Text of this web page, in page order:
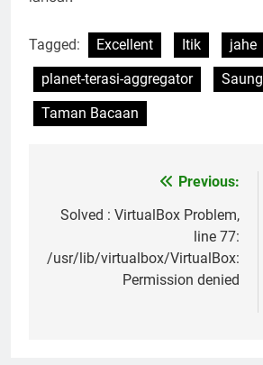
Tagged: Excellent Itik jahe
planet-terasi-aggregator
Saung
Taman Bacaan
navigation
Previous:
Solved : VirtualBox Problem,
line 77:
/usr/lib/virtualbox/VirtualBox:
Permission denied